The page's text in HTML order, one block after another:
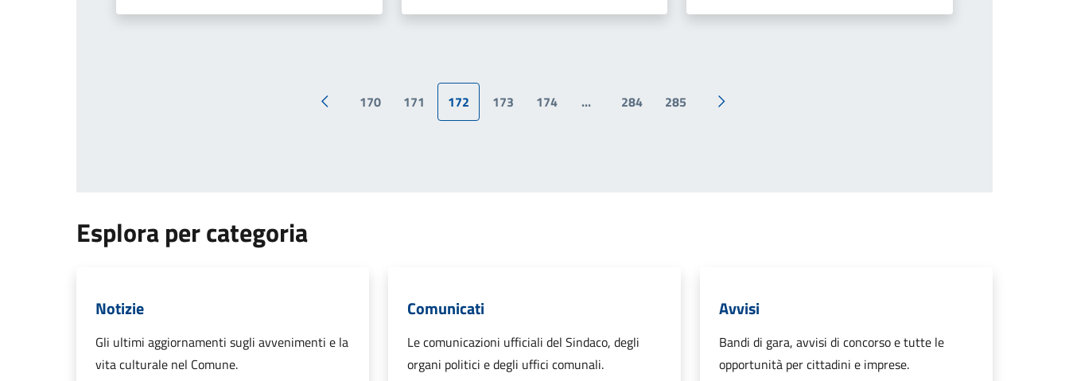
Pagina precedente
170 171 172 173 174 ... 284 285
Pagina successiva
Esplora per categoria
Notizie
Gli ultimi aggiornamenti sugli avvenimenti e la
vita culturale nel Comune.
Comunicati
Le comunicazioni ufficiali del Sindaco, degli
organi politici e degli uffici comunali.
Avvisi
Bandi di gara, avvisi di concorso e tutte le
opportunità per cittadini e imprese.